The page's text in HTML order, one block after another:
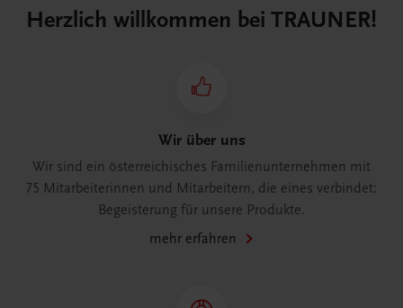
Herzlich willkommen bei TRAUNER!
Wir über uns
Wir sind ein österreichisches Familienunternehmen mit
75 Mitarbeiterinnen und Mitarbeitern, die eines verbindet:
Begeisterung für unsere Produkte.
mehr erfahren